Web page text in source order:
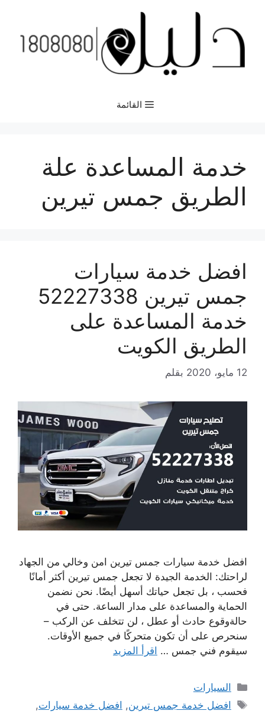
المحتوى
القائمة
خدمة المساعدة علة
الطريق جمس تيرين
افضل خدمة سيارات
جمس تيرين 52227338
خدمة المساعدة على
الطريق الكويت
12 مايو، 2020 بقلم
افضل خدمة سيارات جمس تيرين امن وخالي من الجهاد
لراحتك: الخدمة الجيدة لا تجعل جمس تيرين أكثر أمانًا
فحسب ، بل تجعل حياتك أسهل أيضًا. نحن نضمن
الحماية والمساعدة على مدار الساعة. حتى في
حالةوقوع حادث أو عطل ، لن تتخلف عن الركب –
سنحرص على أن تكون متحركًا في جميع الأوقات.
سيقوم فني جمس … اقرأ المزيد
التصنيفات
السيارات
الوسوم
افضل خدمة جمس تيرين, افضل خدمة سيارات,